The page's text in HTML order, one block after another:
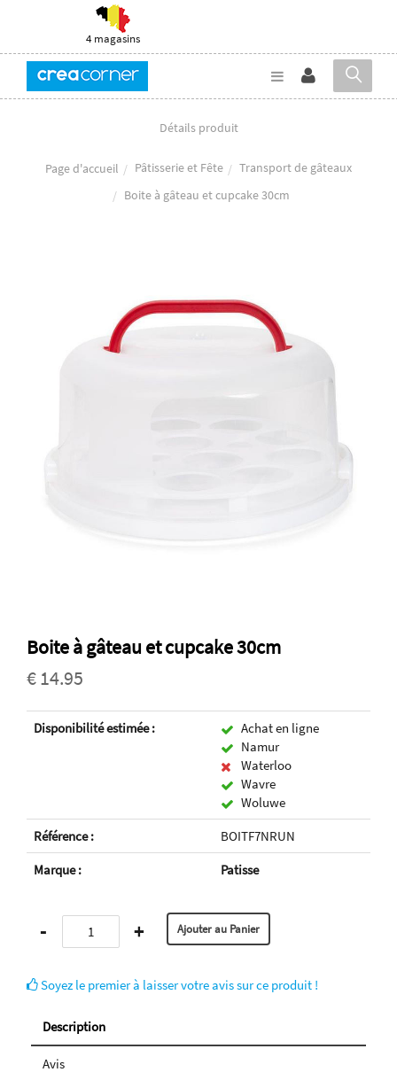
4 magasins
Détails produit
Page d'accueil Pâtisserie et Fête
Transport de gâteaux
Boite à gâteau et cupcake 30cm
Boite à gâteau et cupcake 30cm
€ 14.95
Disponibilité estimée :
Achat en ligne
Namur
Waterloo
Wavre
Woluwe
Référence :
BOITF7NRUN
Marque :
Patisse
- +
Soyez le premier à laisser votre avis sur ce produit !
Description
Avis